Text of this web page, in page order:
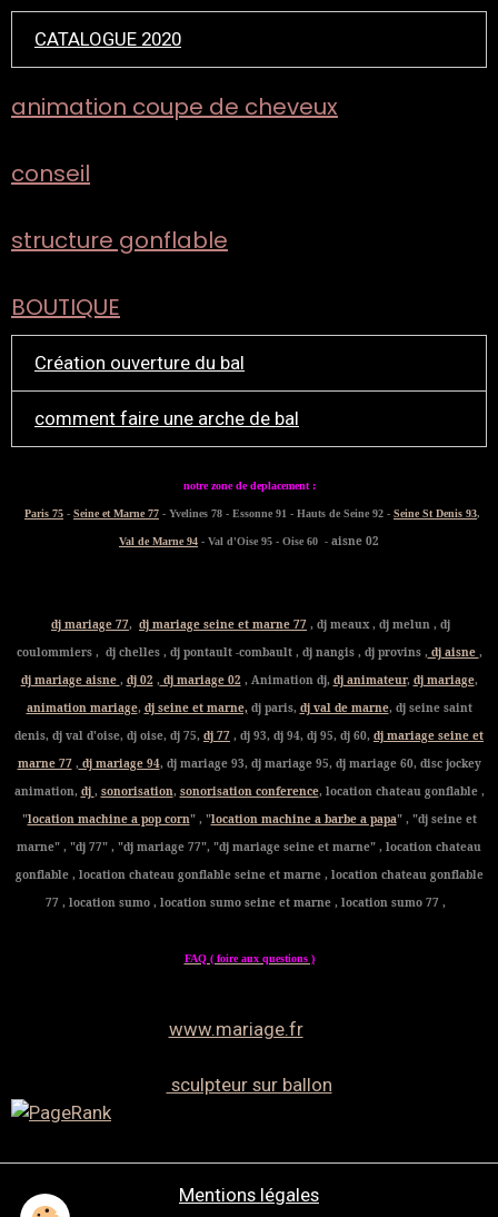
CATALOGUE 2020
animation coupe de cheveux
conseil
structure gonflable
BOUTIQUE
Création ouverture du bal
comment faire une arche de bal
notre zone de deplacement :
Paris 75 - Seine et Marne 77 - Yvelines 78 - Essonne 91 - Hauts de Seine 92 - Seine St Denis 93,
Val de Marne 94 - Val d'Oise 95 - Oise 60 - aisne 02
dj mariage 77, dj mariage seine et marne 77 , dj meaux , dj melun , dj
coulommiers , dj chelles , dj pontault -combault , dj nangis , dj provins ,dj aisne ,
dj mariage aisne , dj 02 ,dj mariage 02 , Animation dj, dj animateur, dj mariage,
animation mariage, dj seine et marne,dj paris, dj val de marne, dj seine saint
denis, dj val d'oise, dj oise, dj 75, dj 77 , dj 93, dj 94, dj 95, dj 60, dj mariage seine et
marne 77,dj mariage 94, dj mariage 93, dj mariage 95, dj mariage 60, disc jockey
animation, dj , sonorisation, sonorisation conference, location chateau gonflable ,
"location machine a pop corn" , "location machine a barbe a papa" , "dj seine et
marne" , "dj 77" , "dj mariage 77", "dj mariage seine et marne" , location chateau
gonflable , location chateau gonflable seine et marne , location chateau gonflable
77 , location sumo , location sumo seine et marne , location sumo 77 ,
FAQ ( foire aux questions )
www.mariage.fr
sculpteur sur ballon
Mentions légales